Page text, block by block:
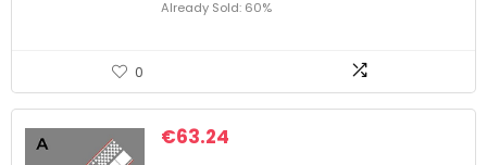
Already Sold: 60%
0
€63.24